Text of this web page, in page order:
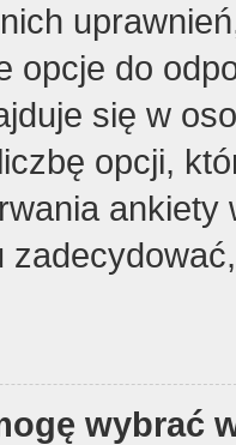
opcje do
się w
opcji,
wybrać